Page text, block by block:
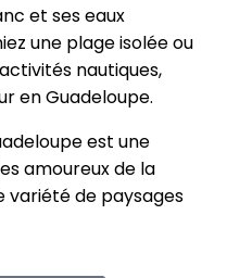
et ses eaux
une plage isolée ou
nautiques,
en Guadeloupe.
est une
amoureux de la
variété de paysages